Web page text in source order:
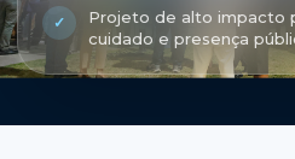
✓
Projeto de alto impacto
cuidado e presença